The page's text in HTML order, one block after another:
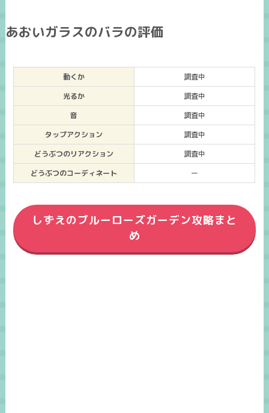
あおいガラスのバラの評価
動くか
調査中
光るか
調査中
音
調査中
タップアクション
調査中
どうぶつのリアクション
調査中
どうぶつのコーディネート
ー
しずえのブルーローズガーデン攻略まと
め